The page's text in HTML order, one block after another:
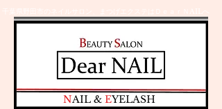
千葉県野田市のネイルサロン、まつげエクステはＤｅａｒＮAILへ
​NAIL & EYELASH